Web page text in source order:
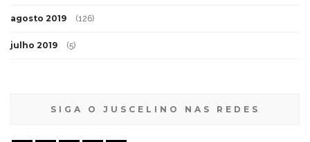
agosto 2019 (126)
julho 2019 (5)
SIGA O JUSCELINO NAS REDES